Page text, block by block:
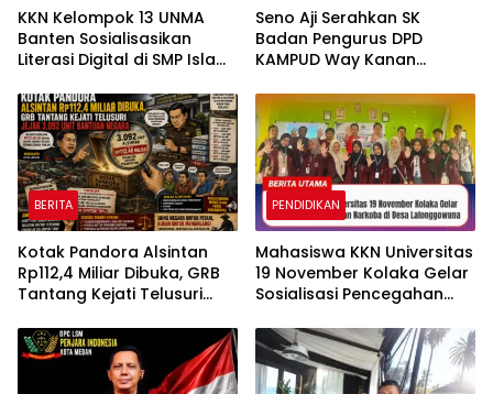
KKN Kelompok 13 UNMA
Banten Sosialisasikan
Literasi Digital di SMP Islam
Seno Aji Serahkan SK
Badan Pengurus DPD
KAMPUD Way Kanan
BERITA
Kotak Pandora Alsintan
Rp112,4 Miliar Dibuka, GRB
Tantang Kejati Telusuri
Negara
PENDIDIKAN
Mahasiswa KKN Universitas
19 November Kolaka Gelar
Sosialisasi Pencegahan
Lalonggowuna